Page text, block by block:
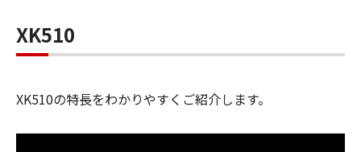
XK510
XK510の特長をわかりやすくご紹介します。